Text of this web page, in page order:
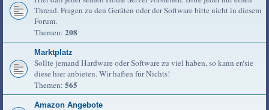
Thread. Fragen zu den Geräten oder der Software bitte nicht in diesem
Forum.
Themen: 208
Marktplatz
Sollte jemand Hardware oder Software zu viel haben, so kann er/sie
diese hier anbieten. Wir haften für Nichts!
Themen: 565
Amazon Angebote